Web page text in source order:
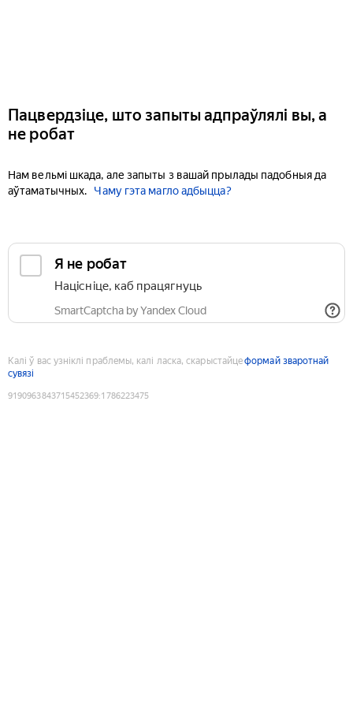
Пацвердзіце, што запыты адпраўлялі вы, а
не робат
Нам вельмі шкада, але запыты з вашай прылады падобныя да
аўтаматычных.
Чаму гэта магло адбыцца?
Я не робат
Націсніце, каб працягнуць
SmartCaptcha by Yandex Cloud
Калі ў вас узніклі праблемы, калі ласка, скарыстайцеформай зваротнай
сувязі
9190963843715452369:1786223475